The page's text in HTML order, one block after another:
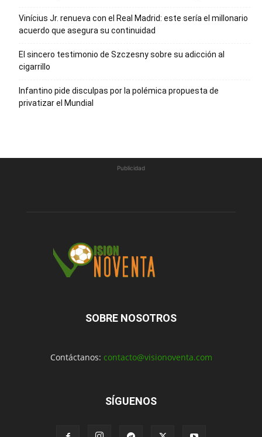
Vinícius Jr. renueva con el Real Madrid: este sería el millonario
acuerdo que asegura su continuidad
El sincero testimonio de Szczesny sobre su adicción al
cigarrillo
Infantino pide disculpas por la polémica propuesta de
privatizar el Mundial
Publicidad
SOBRE NOSOTROS
Contáctanos: contacto@visionoventa.com
SÍGUENOS